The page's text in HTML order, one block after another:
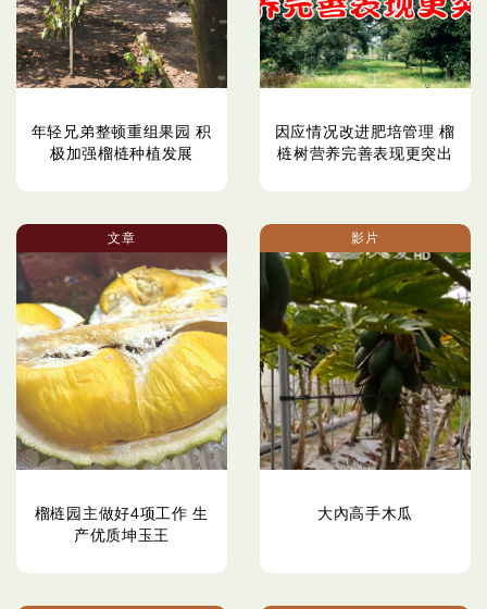
年轻兄弟整顿重组果园 积
极加强榴梿种植发展
因应情况改进肥培管理 榴
梿树营养完善表现更突出
文章
榴梿园主做好4项工作 生
产优质坤玉王
影片
大內高手木瓜